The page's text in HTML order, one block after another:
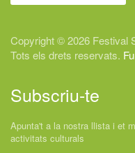
Copyright © 2026 Festival
Tots els drets reservats.
Subscriu-te
Apunta't a la nostra llista i et
activitats culturals